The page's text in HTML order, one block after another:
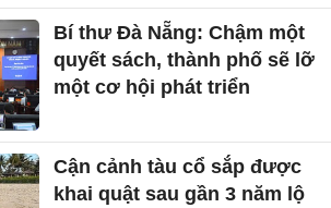
Bí thư Đà Nẵng: Chậm một
quyết sách, thành phố sẽ lỡ
một cơ hội phát triển
Cận cảnh tàu cổ sắp được
khai quật sau gần 3 năm lộ